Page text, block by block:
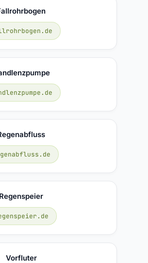
Regenspeier
Vorfluter